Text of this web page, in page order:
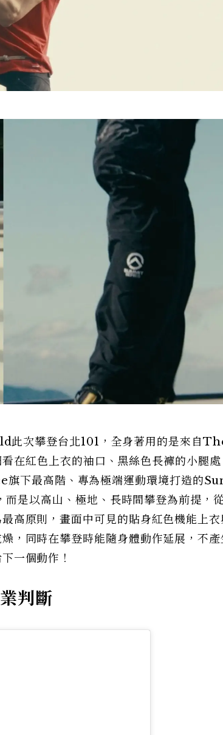
此次攀登台北101，全身著用的是來自
紅色上衣的袖口、黑絲色長褲的小腿處
下最高階、專為極端運動環境打造的
是以高山、極地、長時間攀登為前提，
高原則，畫面中可見的貼身紅色機能上
，同時在攀登時能隨身體動作延展，不
一個動作！
判斷